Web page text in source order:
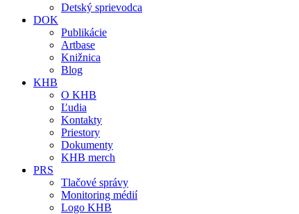
Detský sprievodca
DOK
Publikácie
Artbase
Knižnica
Blog
KHB
O KHB
Ľudia
Kontakty
Priestory
Dokumenty
KHB merch
PRS
Tlačové správy
Monitoring médií
Logo KHB